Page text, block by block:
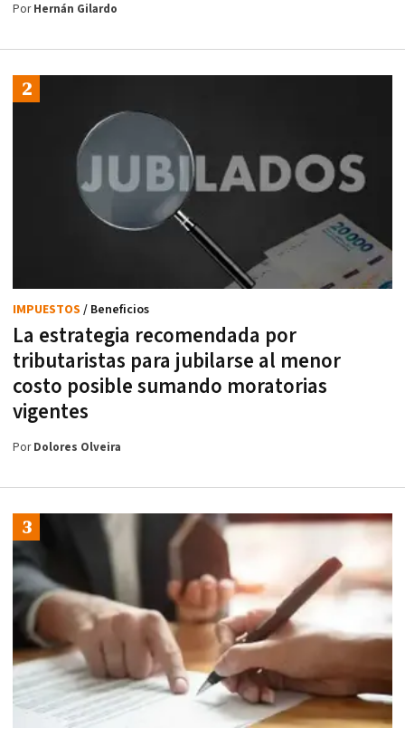
PorHernán Gilardo
La estrategia recomendada por
tributaristas para jubilarse al menor
costo posible sumando moratorias
vigentes
IMPUESTOS / Beneficios
PorDolores Olveira